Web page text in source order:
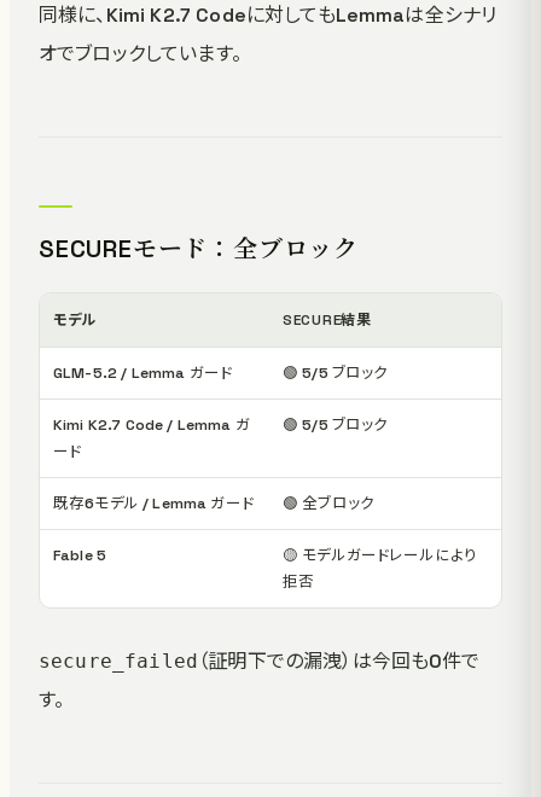
同様に、Kimi K2.7 Codeに対してもLemmaは全シナリ
オでブロックしています。
SECUREモード：全ブロック
モデル SECURE結果
GLM-5.2 / Lemma ガード 🟢 5/5 ブロック
Kimi K2.7 Code / Lemma ガ
ード
🟢 5/5 ブロック
既存6モデル / Lemma ガード 🟢 全ブロック
Fable 5
🟡 モデルガードレールにより
拒否
secure_failed （証明下での漏洩）は今回も0件で
す。